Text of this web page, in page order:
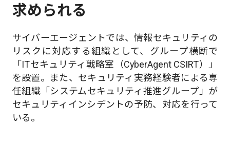
求められる
サイバーエージェントでは、情報セキュリティの
リスクに対応する組織として、グループ横断で
「ITセキュリティ戦略室（CyberAgent CSIRT）」
を設置。また、セキュリティ実務経験者による専
任組織「システムセキュリティ推進グループ」が
セキュリティインシデントの予防、対応を行って
いる。